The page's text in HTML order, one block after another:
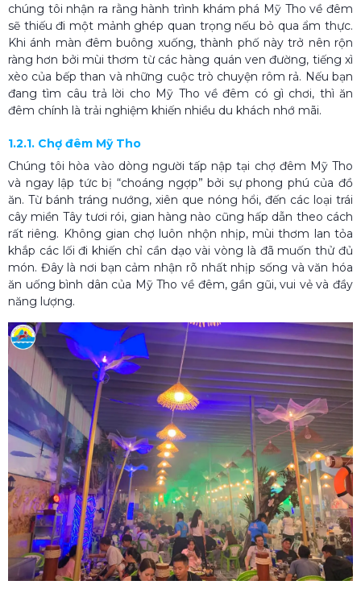
chúng tôi nhận ra rằng hành trình khám phá Mỹ Tho về đêm
sẽ thiếu đi một mảnh ghép quan trọng nếu bỏ qua ẩm thực.
Khi ánh màn đêm buông xuống, thành phố này trở nên rộn
ràng hơn bởi mùi thơm từ các hàng quán ven đường, tiếng xì
xèo của bếp than và những cuộc trò chuyện rôm rả. Nếu bạn
đang tìm câu trả lời cho Mỹ Tho về đêm có gì chơi, thì ăn
đêm chính là trải nghiệm khiến nhiều du khách nhớ mãi.
1.2.1. Chợ đêm Mỹ Tho
Chúng tôi hòa vào dòng người tấp nập tại chợ đêm Mỹ Tho
và ngay lập tức bị “choáng ngợp” bởi sự phong phú của đồ
ăn. Từ bánh tráng nướng, xiên que nóng hổi, đến các loại trái
cây miền Tây tươi rói, gian hàng nào cũng hấp dẫn theo cách
rất riêng. Không gian chợ luôn nhộn nhịp, mùi thơm lan tỏa
khắp các lối đi khiến chỉ cần dạo vài vòng là đã muốn thử đủ
món. Đây là nơi bạn cảm nhận rõ nhất nhịp sống và văn hóa
ăn uống bình dân của Mỹ Tho về đêm, gần gũi, vui vẻ và đầy
năng lượng.